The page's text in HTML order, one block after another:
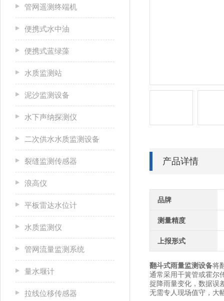
管网遥测终端机
便携式水中油
便携式蓝绿藻
水质监测站
泥沙监测设备
水下声纳探测仪
二次供水水质监测设备
裂缝监测传感器
浪高仪
平板雷达水位计
水质监测仪
管网流量监测系统
量水堰计
拉线位移传感器
产品详情
品牌
测量精度
上报形式
翻斗式雨量监测设备将
通常采用干簧管或霍尔
捉降雨量变化，数据误
无需专人现场值守，大